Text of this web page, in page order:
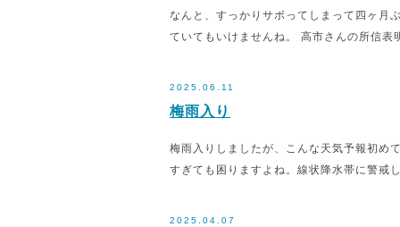
なんと、すっかりサボってしまって四ヶ月
ていてもいけませんね。 高市さんの所信
2025.06.11
梅雨入り
梅雨入りしましたが、こんな天気予報初め
すぎても困りますよね。線状降水帯に警戒
2025.04.07